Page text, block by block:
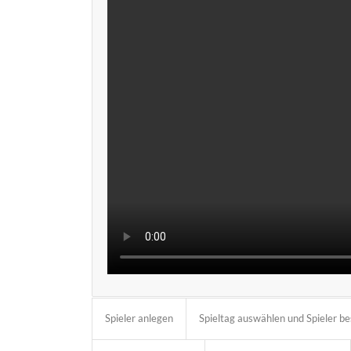
Spieler anlegen Spieltag auswählen und Spieler